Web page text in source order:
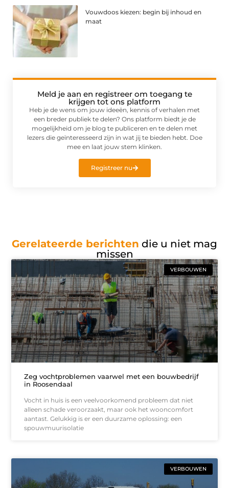
Vouwdoos kiezen: begin bij inhoud en
maat
Meld je aan en registreer om toegang te
krijgen tot ons platform
Heb je de wens om jouw ideeën, kennis of verhalen met
een breder publiek te delen? Ons platform biedt je de
mogelijkheid om je blog te publiceren en te delen met
lezers die geïnteresseerd zijn in wat jij te bieden hebt. Doe
mee en laat jouw stem klinken.
Registreer nu
Gerelateerde berichten die u niet mag
missen
VERBOUWEN
Zeg vochtproblemen vaarwel met een bouwbedrijf
in Roosendaal
Vocht in huis is een veelvoorkomend probleem dat niet
alleen schade veroorzaakt, maar ook het wooncomfort
aantast. Gelukkig is er een duurzame oplossing: een
spouwmuurisolatie
VERBOUWEN